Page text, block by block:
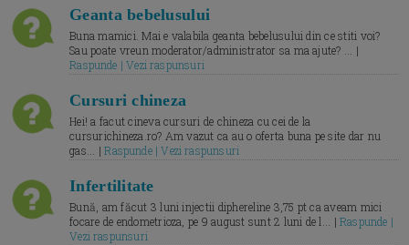
Geanta bebelusului
Buna mamici. Mai e valabila geanta bebelusului din ce stiti voi?
Sau poate vreun moderator/administrator sa ma ajute? ... |
Raspunde | Vezi raspunsuri
Cursuri chineza
Hei! a facut cineva cursuri de chineza cu cei de la
cursurichineza.ro? Am vazut ca au o oferta buna pe site dar nu
gas... |Raspunde | Vezi raspunsuri
Infertilitate
Bună, am făcut 3 luni injectii diphereline 3,75 pt ca aveam mici
focare de endometrioza, pe 9 august sunt 2 luni de l... |Raspunde |
Vezi raspunsuri